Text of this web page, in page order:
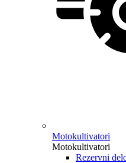
Motokultivatori
Motokultivatori
Rezervni